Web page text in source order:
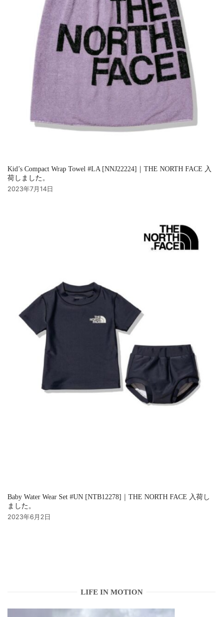
Kid’s Compact Wrap Towel #LA [NNJ22224]｜THE NORTH FACE 入
荷しました。
2023年7月14日
Baby Water Wear Set #UN [NTB12278]｜THE NORTH FACE 入荷し
ました。
2023年6月2日
LIFE IN MOTION